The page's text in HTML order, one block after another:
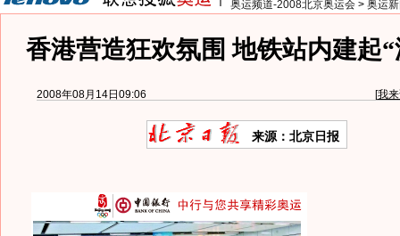
奥运频道-2008北京奥运会 > 奥运
香港营造狂欢氛围 地铁站内建起
2008年08月14日09:06 [我
来源：北京日报